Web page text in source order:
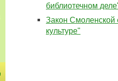
библиотечном
Закон Смоленской
культуре"